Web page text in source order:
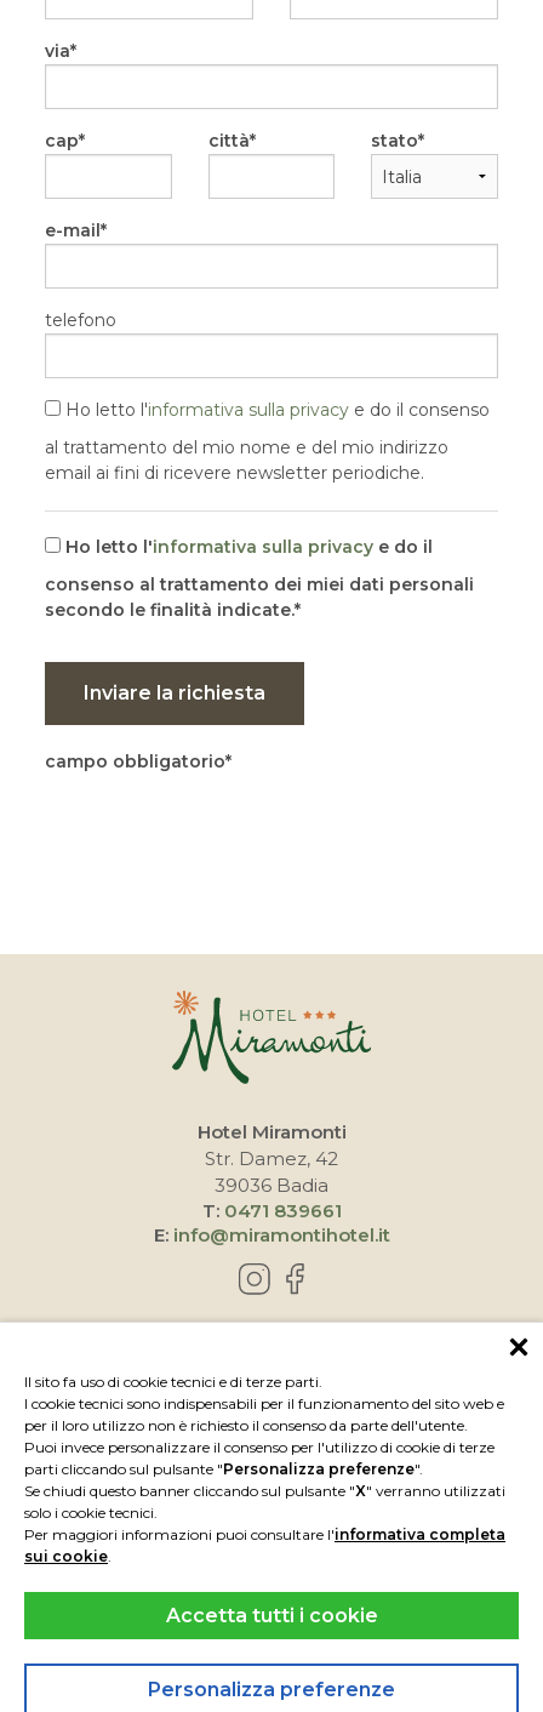
Il sito fa uso di cookie tecnici e di terze parti.
I cookie tecnici sono indispensabili per il funzionamento del sito web e
per il loro utilizzo non è richiesto il consenso da parte dell'utente.
Puoi invece personalizzare il consenso per l'utilizzo di cookie di terze
parti cliccando sul pulsante "Personalizza preferenze".
Se chiudi questo banner cliccando sul pulsante "X" verranno utilizzati
solo i cookie tecnici.
Per maggiori informazioni puoi consultare l'informativa completa
sui cookie.
Accetta tutti i cookie
Personalizza preferenze
via
cap città stato
e-mail
telefono
Ho letto l'informativa sulla privacy e do il consenso
al trattamento del mio nome e del mio indirizzo
email ai fini di ricevere newsletter periodiche.
Ho letto l'informativa sulla privacy e do il
consenso al trattamento dei miei dati personali
secondo le finalità indicate.
Inviare la richiesta
campo obbligatorio
Hotel Miramonti
Str. Damez, 42
39036 Badia
T: 0471 839661
E: info@miramontihotel.it
IMPRESSUM
PRIVACY
INTERPROMOTION